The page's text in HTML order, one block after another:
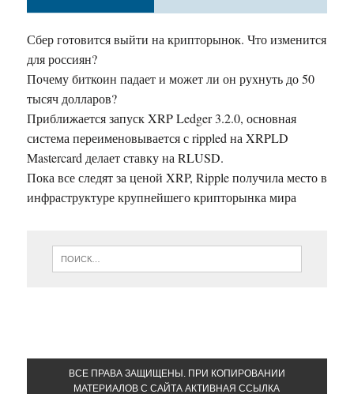
Сбер готовится выйти на крипторынок. Что изменится
для россиян?
Почему биткоин падает и может ли он рухнуть до 50
тысяч долларов?
Приближается запуск XRP Ledger 3.2.0, основная
система переименовывается с rippled на XRPLD
Mastercard делает ставку на RLUSD.
Пока все следят за ценой XRP, Ripple получила место в
инфраструктуре крупнейшего крипторынка мира
ВСЕ ПРАВА ЗАЩИЩЕНЫ. ПРИ КОПИРОВАНИИ
МАТЕРИАЛОВ С САЙТА АКТИВНАЯ ССЫЛКА